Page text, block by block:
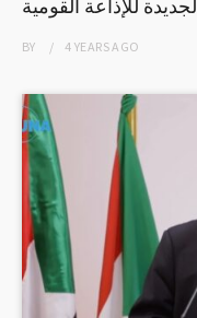
الجديدة للإذاعة القومية
BY 4 YEARSAGO